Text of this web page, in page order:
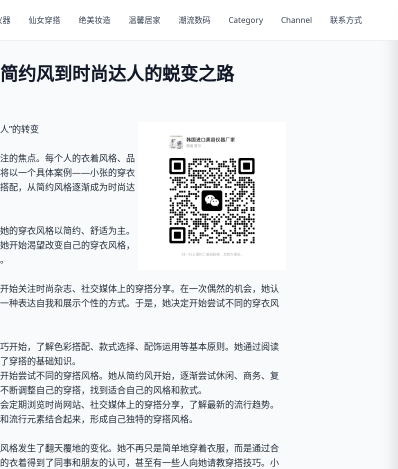
器 仙女穿搭 绝美妆造 温馨居家 潮流数码 Category Channel 联系方式
约风到时尚达人的蜕变之路
”的转变
的焦点。每个人的衣着风格、品
以一个具体案例——小张的穿衣
配，从简约风格逐渐成为时尚达
的穿衣风格以简约、舒适为主。
开始渴望改变自己的穿衣风格，
始关注时尚杂志、社交媒体上的穿搭分享。在一次偶然的机会，她认
种表达自我和展示个性的方式。于是，她决定开始尝试不同的穿衣风
开始，了解色彩搭配、款式选择、配饰运用等基本原则。她通过阅读
穿搭的基础知识。
始尝试不同的穿搭风格。她从简约风开始，逐渐尝试休闲、商务、复
断调整自己的穿搭，找到适合自己的风格和款式。
定期浏览时尚网站、社交媒体上的穿搭分享，了解最新的流行趋势。
流行元素结合起来，形成自己独特的穿搭风格。
格发生了翻天覆地的变化。她不再只是简单地穿着衣服，而是通过合
衣着得到了同事和朋友的认可，甚至有一些人向她请教穿搭技巧。小